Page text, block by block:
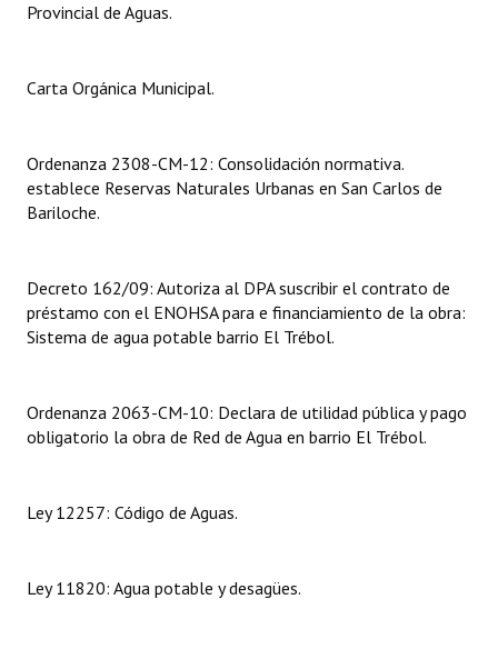
Informes de Unidad Coordinadora
NORMATIVA
Comunicaciones
Resoluciones
Resoluciones de Presidencia
Antiguos Pobladores
Datos Históricos
Provincial de Aguas.
Carta Orgánica Municipal.
Ordenanza 2308-CM-12: Consolidación normativa.
establece Reservas Naturales Urbanas en San Carlos de
Bariloche.
Decreto 162/09: Autoriza al DPA suscribir el contrato de
préstamo con el ENOHSA para e financiamiento de la obra:
Sistema de agua potable barrio El Trébol.
Ordenanza 2063-CM-10: Declara de utilidad pública y pago
obligatorio la obra de Red de Agua en barrio El Trébol.
Ley 12257: Código de Aguas.
Ley 11820: Agua potable y desagües.